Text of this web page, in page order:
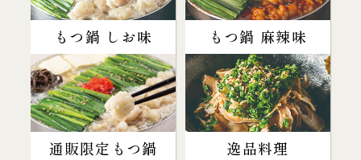
もつ鍋 しお味 もつ鍋 麻辣味
通販限定もつ鍋 逸品料理